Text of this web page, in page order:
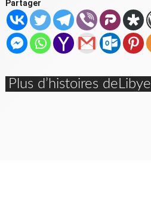
Partager
Plus d’histoires deLibye